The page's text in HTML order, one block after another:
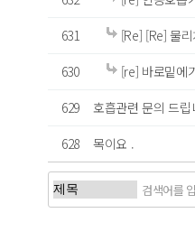
631
[Re] [Re] 물
630
[re] 바로밑에
629
호흡관련 문의 드립
628
목이요 .